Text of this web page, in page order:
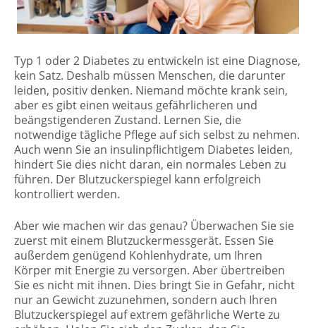
Typ 1 oder 2 Diabetes zu entwickeln ist eine Diagnose,
kein Satz. Deshalb müssen Menschen, die darunter
leiden, positiv denken. Niemand möchte krank sein,
aber es gibt einen weitaus gefährlicheren und
beängstigenderen Zustand. Lernen Sie, die
notwendige tägliche Pflege auf sich selbst zu nehmen.
Auch wenn Sie an insulinpflichtigem Diabetes leiden,
hindert Sie dies nicht daran, ein normales Leben zu
führen. Der Blutzuckerspiegel kann erfolgreich
kontrolliert werden.
Aber wie machen wir das genau? Überwachen Sie sie
zuerst mit einem Blutzuckermessgerät. Essen Sie
außerdem genügend Kohlenhydrate, um Ihren
Körper mit Energie zu versorgen. Aber übertreiben
Sie es nicht mit ihnen. Dies bringt Sie in Gefahr, nicht
nur an Gewicht zuzunehmen, sondern auch Ihren
Blutzuckerspiegel auf extrem gefährliche Werte zu